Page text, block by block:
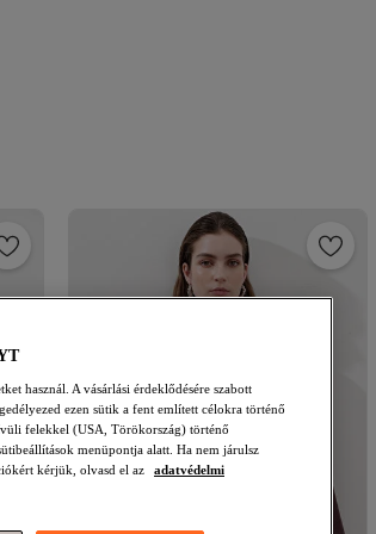
használ. A vásárlási érdeklődésére szabott
ezen sütik a fent említett célokra történő
felekkel (USA, Törökország) történő
menüpontja alatt. Ha nem járulsz
kérjük, olvasd el az
adatvédelmi